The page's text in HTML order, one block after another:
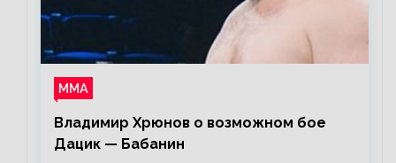
ММА
Владимир Хрюнов о возможном бое
Дацик — Бабанин